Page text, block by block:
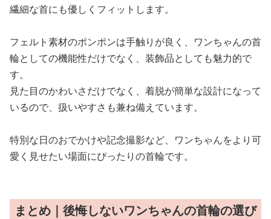
繊細な首にも優しくフィットします。
フェルト素材のポンポンは手触りが良く、ワンちゃんの首
輪としての機能性だけでなく、装飾品としても魅力的で
す。
見た目のかわいさだけでなく、着脱が簡単な設計になって
いるので、扱いやすさも兼ね備えています。
特別な日のおでかけや記念撮影など、ワンちゃんをより可
愛く見せたい場面にぴったりの首輪です。
まとめ｜後悔しないワンちゃんの首輪の選び